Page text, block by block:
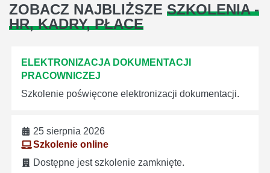
ZOBACZ NAJBLIŻSZE SZKOLENIA -
HR, KADRY, PŁACE
ELEKTRONIZACJA DOKUMENTACJI
PRACOWNICZEJ
Szkolenie poświęcone elektronizacji dokumentacji.
25 sierpnia 2026
Szkolenie online
Dostępne jest szkolenie zamknięte.